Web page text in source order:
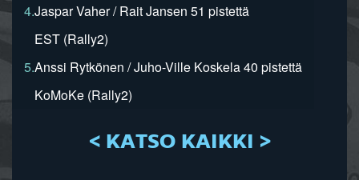
4.Jaspar Vaher / Rait Jansen 51 pistettä
EST (Rally2)
5.Anssi Rytkönen / Juho-Ville Koskela 40 pistettä
KoMoKe (Rally2)
< KATSO KAIKKI >